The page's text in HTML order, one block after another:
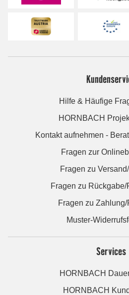
Hilfe & Häufige
HORNBACH
Kontakt aufnehmen -
Fragen zur
Fragen zu
Fragen zu
Fragen zu
Muster-
Services
HORNBACH
HORNBACH